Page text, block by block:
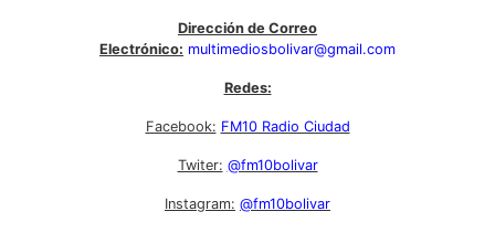
Dirección de Correo
Electrónico: multimediosbolivar@gmail.com
Redes:
Facebook: FM10 Radio Ciudad
Twiter: @fm10bolivar
Instagram: @fm10bolivar